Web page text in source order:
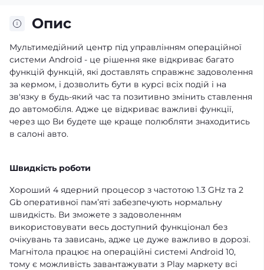
Опис
Мультимедійний центр під управлінням операційної
системи Android - це рішення яке відкриває багато
функцій функцій, які доставлять справжнє задоволення
за кермом, і дозволить бути в курсі всіх подій і на
зв'язку в будь-який час та позитивно змінить ставлення
до автомобіля. Адже це відкриває важливі функції,
через що Ви будете ще краще полюбляти знаходитись
в салоні авто.
Швидкість роботи
Хороший 4 ядерний процесор з частотою 1.3 GHz та 2
Gb оперативної памʼяті забезпечують нормальну
швидкість. Ви зможете з задоволенням
використовувати весь доступний функціонал без
очікувань та зависань, адже це дуже важливо в дорозі.
Магнітола працює на операційні системі Android 10,
тому є можливість завантажувати з Play маркету всі